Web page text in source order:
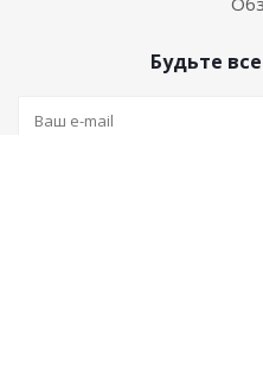
Будьте